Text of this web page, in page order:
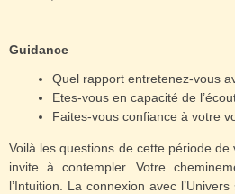
Guidance
Quel rapport entretenez-vous
Etes-vous en capacité de
Faites-vous confiance à votre
Voilà les questions de cette période
invite à contempler. Votre
l’Intuition. La connexion avec